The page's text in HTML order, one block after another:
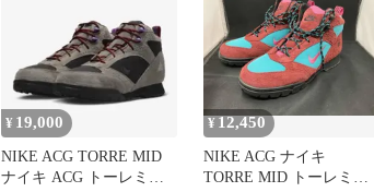
¥ 19,000
NIKE ACG TORRE MID
ナイキ ACG トーレミッ
¥ 12,450
NIKE ACG ナイキ
TORRE MID トーレミッ